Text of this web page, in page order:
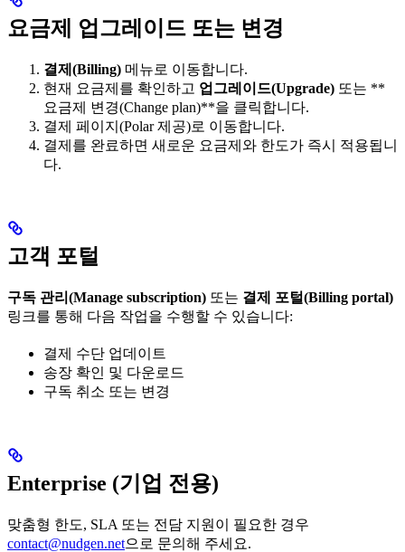
요금제 업그레이드 또는 변경
결제(Billing) 메뉴로 이동합니다.
현재 요금제를 확인하고 업그레이드(Upgrade) 또는 **
요금제 변경(Change plan)**을 클릭합니다.
결제 페이지(Polar 제공)로 이동합니다.
결제를 완료하면 새로운 요금제와 한도가 즉시 적용됩니
다.
고객 포털
구독 관리(Manage subscription) 또는 결제 포털(Billing portal)
링크를 통해 다음 작업을 수행할 수 있습니다:
결제 수단 업데이트
송장 확인 및 다운로드
구독 취소 또는 변경
Enterprise (기업 전용)
맞춤형 한도, SLA 또는 전담 지원이 필요한 경우
contact@nudgen.net으로 문의해 주세요.